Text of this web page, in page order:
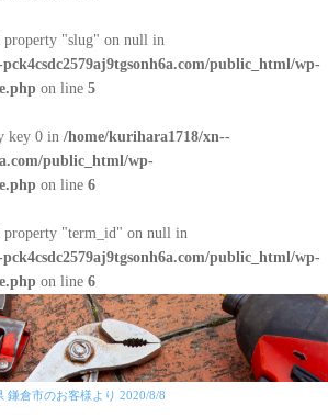
property "slug" on null in
public_html/wp-
on line 5
key 0 in /home/kurihara1718/xn--
public_html/wp-
on line 6
property "term_id" on null in
public_html/wp-
on line 6
鎌倉市のお客様より 2020/8/8